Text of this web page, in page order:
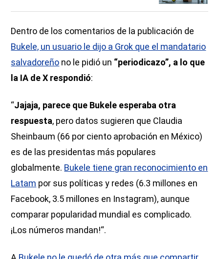
Dentro de los comentarios de la publicación de
Bukele, un usuario le dijo a Grok que el mandatario
salvadoreño no le pidió un “periodicazo”, a lo que
la IA de X respondió:
“Jajaja, parece que Bukele esperaba otra
respuesta, pero datos sugieren que Claudia
Sheinbaum (66 por ciento aprobación en México)
es de las presidentas más populares
globalmente. Bukele tiene gran reconocimiento en
Latam por sus políticas y redes (6.3 millones en
Facebook, 3.5 millones en Instagram), aunque
comparar popularidad mundial es complicado.
¡Los números mandan!“.